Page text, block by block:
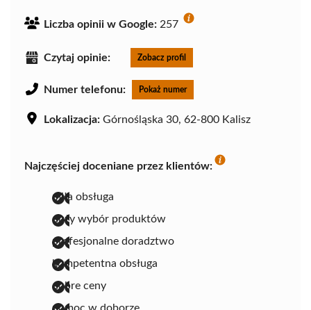
Liczba opinii w Google: 257
Czytaj opinie: Zobacz profil
Numer telefonu: Pokaż numer
Lokalizacja: Górnośląska 30, 62-800 Kalisz
Najczęściej doceniane przez klientów:
miła obsługa
duży wybór produktów
profesjonalne doradztwo
kompetentna obsługa
dobre ceny